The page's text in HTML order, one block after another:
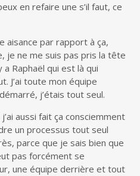
en refaire une s’il faut, ce
aisance par rapport à ça,
je ne me suis pas pris la tête
a Raphaël qui est là qui
J’ai toute mon équipe
j’étais tout seul.
aussi fait ça consciemment
un processus tout seul
parce que je sais bien que
pas forcément se
une équipe derrière et tout